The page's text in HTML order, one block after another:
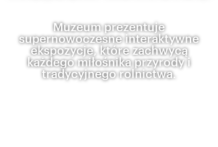
Muzeum prezentuje
supernowoczesne interaktywne
ekspozycje, które zachwycą
każdego miłośnika przyrody i
tradycyjnego rolnictwa.